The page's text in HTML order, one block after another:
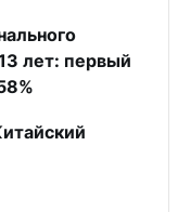
лет: первый